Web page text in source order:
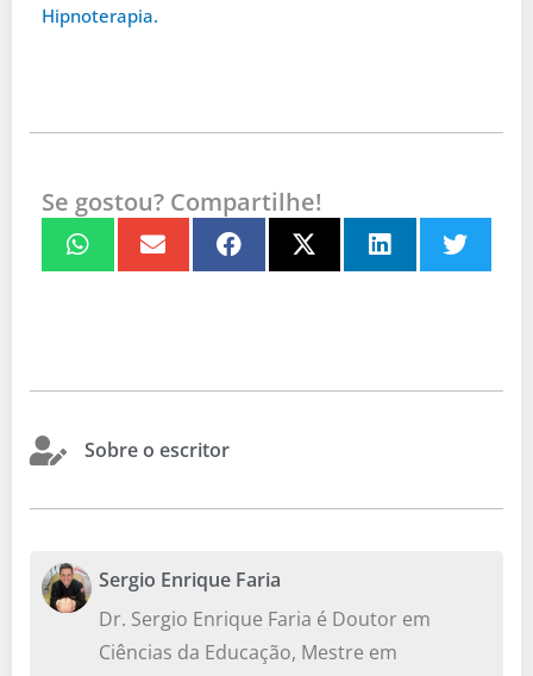
Hipnoterapia.
Se gostou? Compartilhe!
Sobre o escritor
Sergio Enrique Faria
Dr. Sergio Enrique Faria é Doutor em
Ciências da Educação, Mestre em